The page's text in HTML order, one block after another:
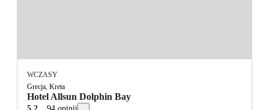
WCZASY
Grecja, Kreta
Hotel Allsun Dolphin Bay